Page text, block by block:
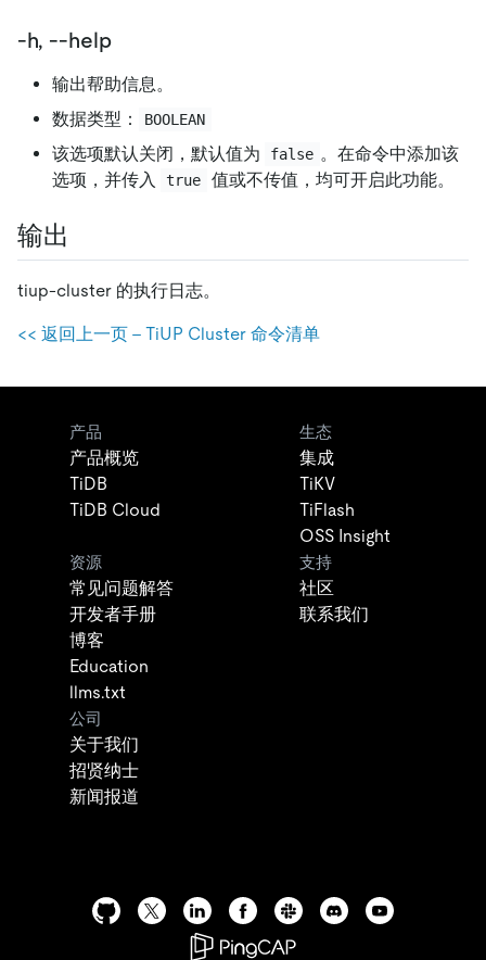
-h, --help
输出帮助信息。
数据类型：
BOOLEAN
该选项默认关闭，默认值为 false 。在命令中添加该
选项，并传入
true 值或不传值，均可开启此功能。
输出
tiup-cluster 的执行日志。
<< 返回上一页 - TiUP Cluster 命令清单
产品
产品概览
TiDB
TiDB Cloud
生态
集成
TiKV
TiFlash
OSS Insight
资源
常见问题解答
开发者手册
博客
Education
llms.txt
支持
社区
联系我们
公司
关于我们
招贤纳士
新闻报道